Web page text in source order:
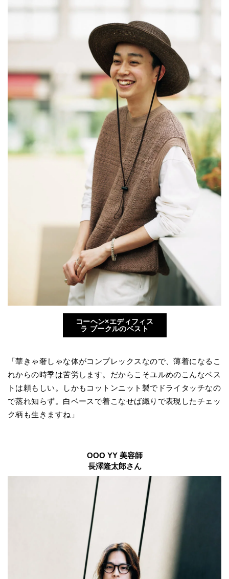
コーヘン×エディフィス
ラ ブークルのベスト
「華きゃ奢しゃな体がコンプレックスなので、薄着になるこ
れからの時季は苦労します。だからこそユルめのこんなベス
トは頼もしい。しかもコットンニット製でドライタッチなの
で蒸れ知らず。白ベースで着こなせば織りで表現したチェッ
ク柄も生きますね」
OOO YY 美容師
長澤隆太郎さん